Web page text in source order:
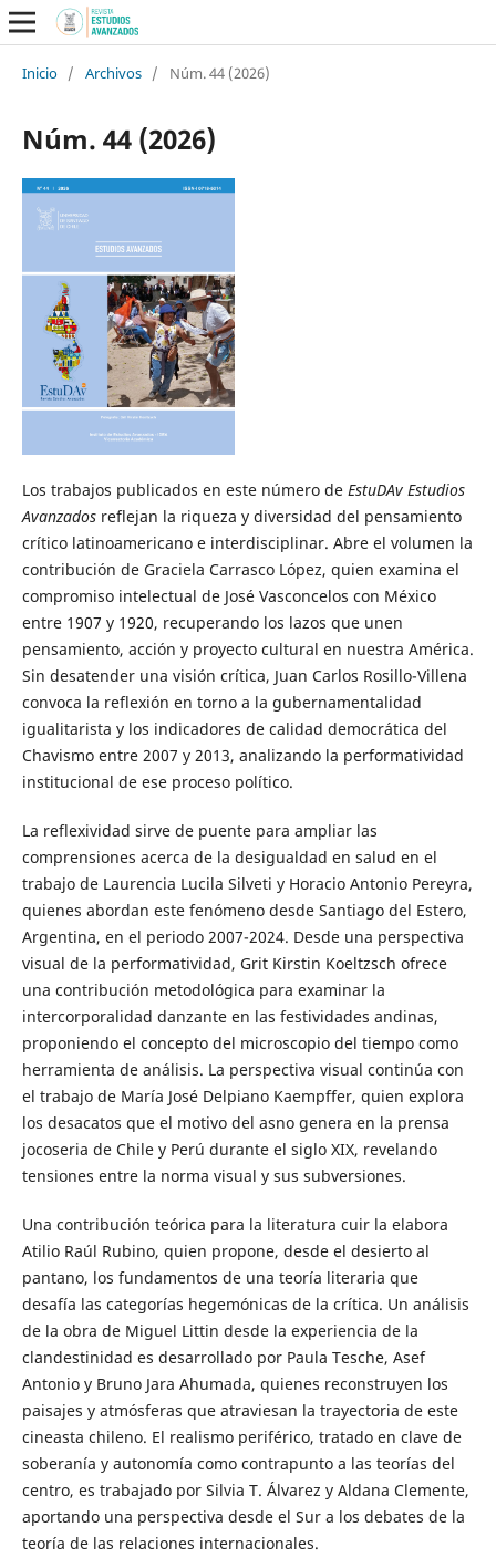
Inicio / Archivos / Núm. 44 (2026)
Núm. 44 (2026)
Los trabajos publicados en este número de EstuDAv Estudios
Avanzadosreflejan la riqueza y diversidad del pensamiento
crítico latinoamericano e interdisciplinar. Abre el volumen la
contribución de Graciela Carrasco López, quien examina el
compromiso intelectual de José Vasconcelos con México
entre 1907 y 1920, recuperando los lazos que unen
pensamiento, acción y proyecto cultural en nuestra América.
Sin desatender una visión crítica, Juan Carlos Rosillo-Villena
convoca la reflexión en torno a la gubernamentalidad
igualitarista y los indicadores de calidad democrática del
Chavismo entre 2007 y 2013, analizando la performatividad
institucional de ese proceso político.
La reflexividad sirve de puente para ampliar las
comprensiones acerca de la desigualdad en salud en el
trabajo de Laurencia Lucila Silveti y Horacio Antonio Pereyra,
quienes abordan este fenómeno desde Santiago del Estero,
Argentina, en el periodo 2007-2024. Desde una perspectiva
visual de la performatividad, Grit Kirstin Koeltzsch ofrece
una contribución metodológica para examinar la
intercorporalidad danzante en las festividades andinas,
proponiendo el concepto del microscopio del tiempo como
herramienta de análisis. La perspectiva visual continúa con
el trabajo de María José Delpiano Kaempffer, quien explora
los desacatos que el motivo del asno genera en la prensa
jocoseria de Chile y Perú durante el siglo XIX, revelando
tensiones entre la norma visual y sus subversiones.
Una contribución teórica para la literatura cuir la elabora
Atilio Raúl Rubino, quien propone, desde el desierto al
pantano, los fundamentos de una teoría literaria que
desafía las categorías hegemónicas de la crítica. Un análisis
de la obra de Miguel Littin desde la experiencia de la
clandestinidad es desarrollado por Paula Tesche, Asef
Antonio y Bruno Jara Ahumada, quienes reconstruyen los
paisajes y atmósferas que atraviesan la trayectoria de este
cineasta chileno. El realismo periférico, tratado en clave de
soberanía y autonomía como contrapunto a las teorías del
centro, es trabajado por Silvia T. Álvarez y Aldana Clemente,
aportando una perspectiva desde el Sur a los debates de la
teoría de las relaciones internacionales.